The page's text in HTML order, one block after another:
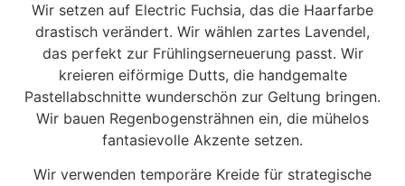
Wir setzen auf Electric Fuchsia, das die Haarfarbe
drastisch verändert. Wir wählen zartes Lavendel,
das perfekt zur Frühlingserneuerung passt. Wir
kreieren eiförmige Dutts, die handgemalte
Pastellabschnitte wunderschön zur Geltung bringen.
Wir bauen Regenbogensträhnen ein, die mühelos
fantasievolle Akzente setzen.
Wir verwenden temporäre Kreide für strategische